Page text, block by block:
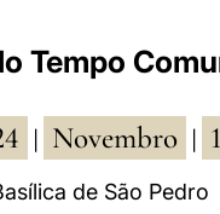
Tempo
Novembro
de São Pedro